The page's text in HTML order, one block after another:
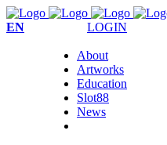
EN LOGIN
About
Artworks
Education
Slot88
News